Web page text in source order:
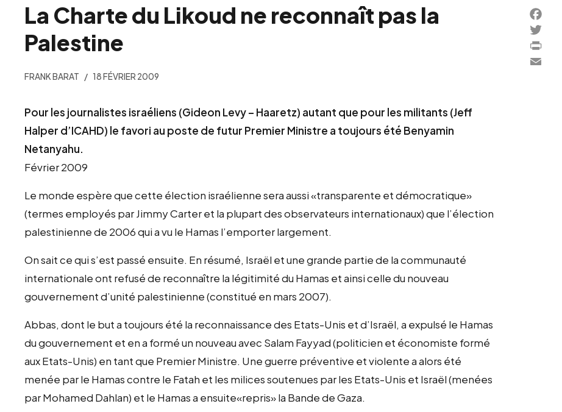
La Charte du Likoud ne reconnaît pas la
Palestine
FRANK BARAT 18 FÉVRIER 2009
Pour les journalistes israéliens (Gideon Levy – Haaretz) autant que pour les militants (Jeff
Halper d’ICAHD) le favori au poste de futur Premier Ministre a toujours été Benyamin
Netanyahu.
Février 2009
Le monde espère que cette élection israélienne sera aussi «transparente et démocratique»
(termes employés par Jimmy Carter et la plupart des observateurs internationaux) que l’élection
palestinienne de 2006 qui a vu le Hamas l’emporter largement.
On sait ce qui s’est passé ensuite. En résumé, Israël et une grande partie de la communauté
internationale ont refusé de reconnaître la légitimité du Hamas et ainsi celle du nouveau
gouvernement d’unité palestinienne (constitué en mars 2007).
Abbas, dont le but a toujours été la reconnaissance des Etats-Unis et d’Israël, a expulsé le Hamas
du gouvernement et en a formé un nouveau avec Salam Fayyad (politicien et économiste formé
aux Etats-Unis) en tant que Premier Ministre. Une guerre préventive et violente a alors été
menée par le Hamas contre le Fatah et les milices soutenues par les Etats-Unis et Israël (menées
par Mohamed Dahlan) et le Hamas a ensuite«repris» la Bande de Gaza.
Twitter
Email